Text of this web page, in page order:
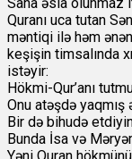
Sana əsla olunmaz
Quranı uca tutan
məntiqi ilə həm
keşişin timsalında
istəyir:
Hökmi-Qur’anı
Onu atəşdə yaqmış
Bir də bihudə
Bunda İsa və